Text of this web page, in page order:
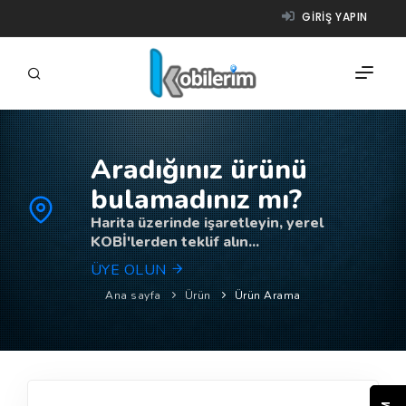
GIRIŞ YAPIN
FIRMALAR
ÜRÜNLER
NASIL ÇALIŞIR?
YARDIM
Aradığınız ürünü
bulamadınız mı?
Harita üzerinde işaretleyin, yerel
KOBİ'lerden teklif alın...
ÜYE OLUN
Ana sayfa Ürün Ürün Arama